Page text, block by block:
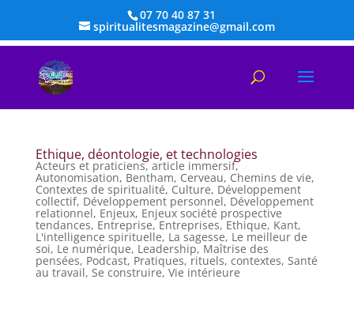
07 70 40 87 31
spiritualitesmagazine@gmail.com
Ethique, déontologie, et technologies
Acteurs et praticiens,article immersif,
Autonomisation, Bentham, Cerveau, Chemins de vie,
Contextes de spiritualité, Culture, Développement
collectif, Développement personnel, Développement
relationnel, Enjeux, Enjeux société prospective
tendances, Entreprise, Entreprises, Ethique, Kant,
L'intelligence spirituelle, La sagesse, Le meilleur de
soi, Le numérique, Leadership, Maîtrise des
pensées, Podcast, Pratiques, rituels, contextes, Santé
au travail, Se construire, Vie intérieure